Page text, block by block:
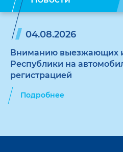
04.08.2026
Вниманию выезжающих
Республики на
регистрацией
Подробнее